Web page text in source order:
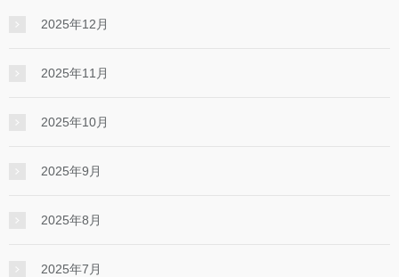
2025年12月
2025年11月
2025年10月
2025年9月
2025年8月
2025年7月